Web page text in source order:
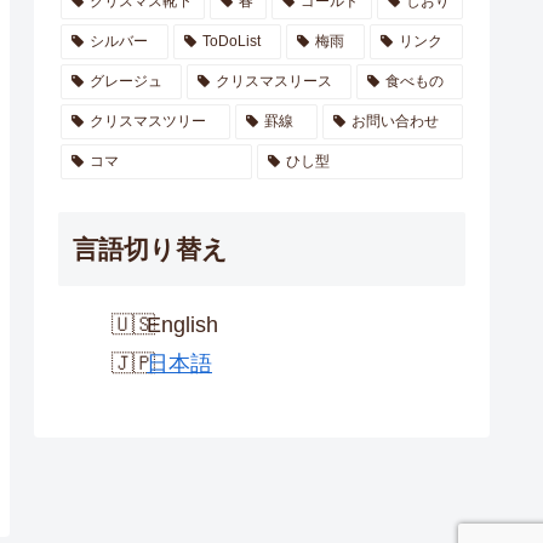
シルバー ToDoList 梅雨 リンク
グレージュ クリスマスリース 食べもの
クリスマスツリー 罫線 お問い合わせ
コマ ひし型
言語切り替え
English
日本語